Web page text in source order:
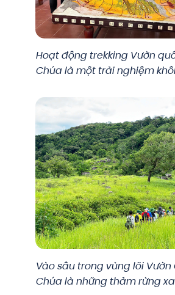
Hoạt động trekking Vườn
Chúa là một trải nghiệm
Vào sâu trong vùng lõi Vườn
Chúa là những thảm rừng